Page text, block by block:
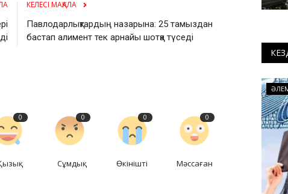
КЕЛЕСІ МАҚАЛА
Павлодарлықтардың назарына: 25 тамыздан
бастап алимент тек арнайы шотқа түседі
0 0
Сұмдық
0
Өкінішті
0
Мәссаған